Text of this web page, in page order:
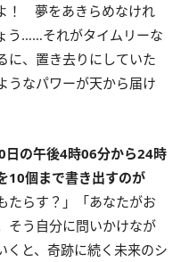
！ 夢をあきらめなけれ
う……それがタイムリーな
に、置き去りにしていた
うなパワーが天から届け
日の午後4時06分から24時
10個まで書き出すのが
たらす？」「あなたがお
そう自分に問いかけなが
くと、奇跡に続く未来のシ